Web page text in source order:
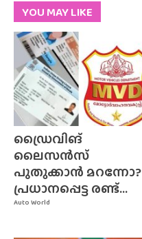
YOU MAY LIKE
Auto World
ഡ്രൈവിങ്
ലൈസൻസ്
പുതുക്കാൻ മറന്നോ?
പ്രധാനപ്പെട്ട രണ്ട്...